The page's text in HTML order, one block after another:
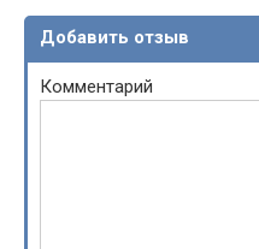
Добавить отзыв
Комментарий